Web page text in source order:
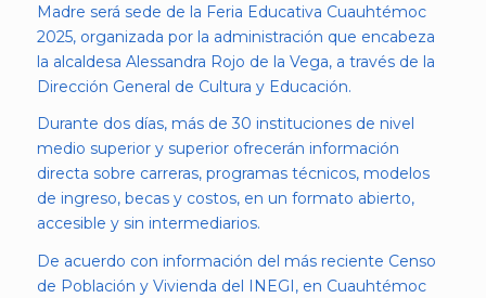
Madre será sede de la Feria Educativa Cuauhtémoc
2025, organizada por la administración que encabeza
la alcaldesa Alessandra Rojo de la Vega, a través de la
Dirección General de Cultura y Educación.
Durante dos días, más de 30 instituciones de nivel
medio superior y superior ofrecerán información
directa sobre carreras, programas técnicos, modelos
de ingreso, becas y costos, en un formato abierto,
accesible y sin intermediarios.
De acuerdo con información del más reciente Censo
de Población y Vivienda del INEGI, en Cuauhtémoc